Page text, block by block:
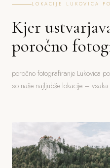
LOKACIJE LUKOVICA
Kjer
poročno
poročno fotografiranje Lukovica
so naše najljubše lokacije –